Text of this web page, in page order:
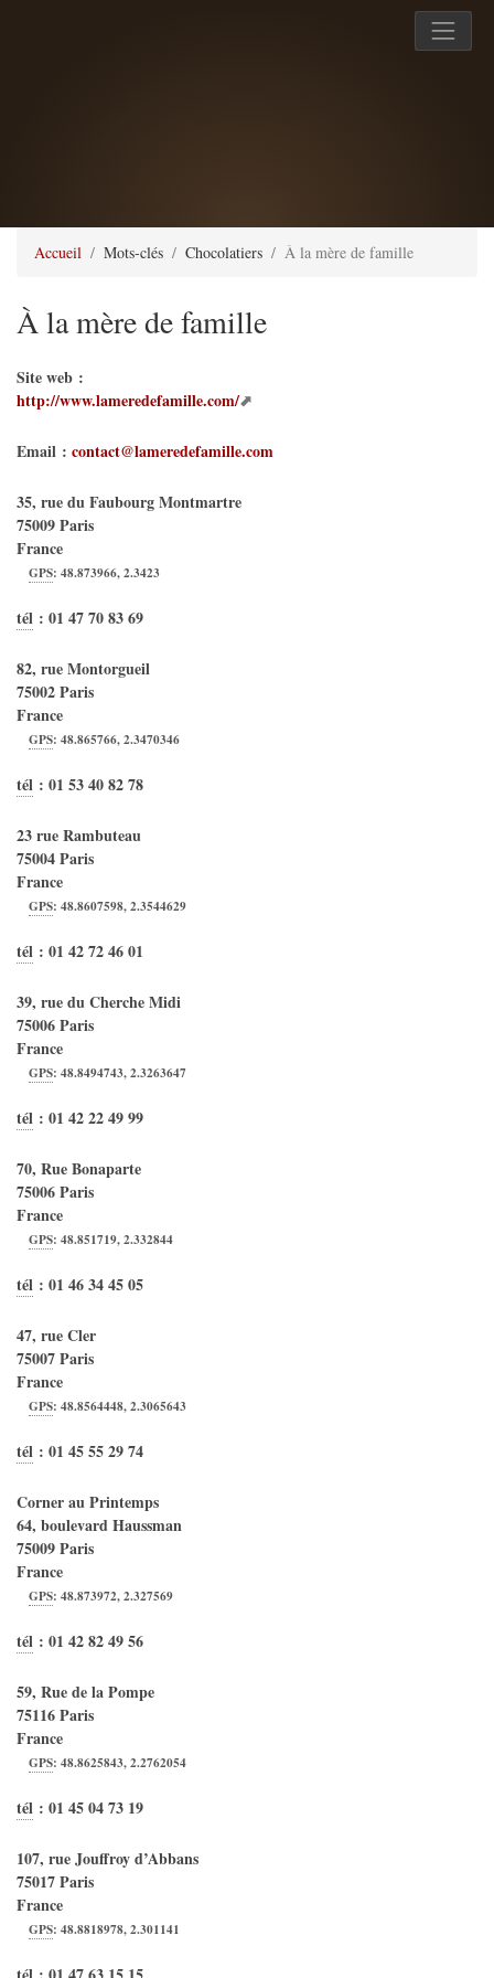
Accueil Mots-clés Chocolatiers À la mère de famille
À la mère de famille
Site web :
http://www.lameredefamille.com/
Email : contact@lameredefamille.com
35, rue du Faubourg Montmartre
75009Paris
France
GPS:48.873966,2.3423
tél : 01 47 70 83 69
82, rue Montorgueil
75002Paris
France
GPS:48.865766,2.3470346
tél : 01 53 40 82 78
23 rue Rambuteau
75004Paris
France
GPS:48.8607598,2.3544629
tél : 01 42 72 46 01
39, rue du Cherche Midi
75006Paris
France
GPS:48.8494743,2.3263647
tél : 01 42 22 49 99
70, Rue Bonaparte
75006Paris
France
GPS:48.851719,2.332844
tél : 01 46 34 45 05
47, rue Cler
75007Paris
France
GPS:48.8564448,2.3065643
tél : 01 45 55 29 74
Corner au Printemps
64, boulevard Haussman
75009Paris
France
GPS:48.873972,2.327569
tél : 01 42 82 49 56
59, Rue de la Pompe
75116Paris
France
GPS:48.8625843,2.2762054
tél : 01 45 04 73 19
107, rue Jouffroy d’Abbans
75017Paris
France
GPS:48.8818978,2.301141